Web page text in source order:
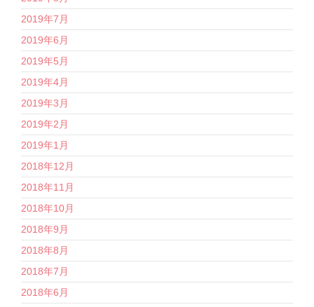
2019年7月
2019年6月
2019年5月
2019年4月
2019年3月
2019年2月
2019年1月
2018年12月
2018年11月
2018年10月
2018年9月
2018年8月
2018年7月
2018年6月